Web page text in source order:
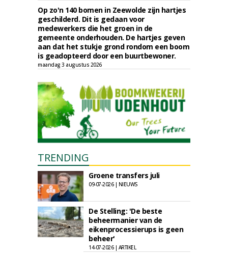
Op zo'n 140 bomen in Zeewolde zijn hartjes
geschilderd. Dit is gedaan voor
medewerkers die het groen in de
gemeente onderhouden. De hartjes geven
aan dat het stukje grond rondom een boom
is geadopteerd door een buurtbewoner.
maandag 3 augustus 2026
TRENDING
Groene transfers juli
09-07-2026 | NIEUWS
De Stelling: 'De beste
beheermanier van de
eikenprocessierups is geen
beheer'
14-07-2026 | ARTIKEL